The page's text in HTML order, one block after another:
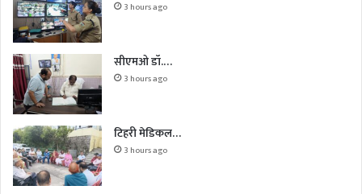
3 hours ago
सीएमओ डॉ.…
3 hours ago
टिहरी मेडिकल…
3 hours ago